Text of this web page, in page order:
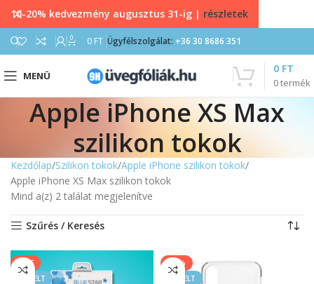
0 0 FT Ügyfélszolgálat: +36 30 8686 351
MENÜ
0termék
0 FT
Apple iPhone XS Max
szilikon tokok
Kezdőlap Szilikon tokok Apple iPhone szilikon tokok
Apple iPhone XS Max szilikon tokok
Mind a(z) 2 találat megjelenítve
Szűrés / Keresés
SALE
KIEMELT
-11%
KIEMELT
10-20% kedvezmény augusztus 31-ig | részletek